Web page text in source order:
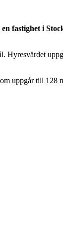
fastighet i
Hyresvärdet
uppgår till 128